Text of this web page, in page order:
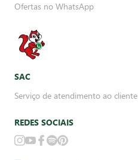
Ofertas no WhatsApp
SAC
Serviço de atendimento ao cliente
REDES SOCIAIS